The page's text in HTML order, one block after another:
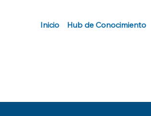
Inicio Hub de Conocimiento